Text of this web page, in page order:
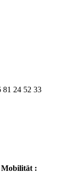
81 24 52 33
Mobilität :